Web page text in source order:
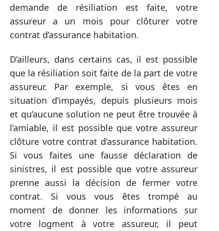
demande de résiliation est faite, votre
assureur a un mois pour clôturer votre
contrat d’assurance habitation.
D’ailleurs, dans certains cas, il est possible
que la résiliation soit faite de la part de votre
assureur. Par exemple, si vous êtes en
situation d’impayés, depuis plusieurs mois
et qu’aucune solution ne peut être trouvée à
l’amiable, il est possible que votre assureur
clôture votre contrat d’assurance habitation.
Si vous faites une fausse déclaration de
sinistres, il est possible que votre assureur
prenne aussi la décision de fermer votre
contrat. Si vous vous êtes trompé au
moment de donner les informations sur
votre logment à votre assureur, il peut